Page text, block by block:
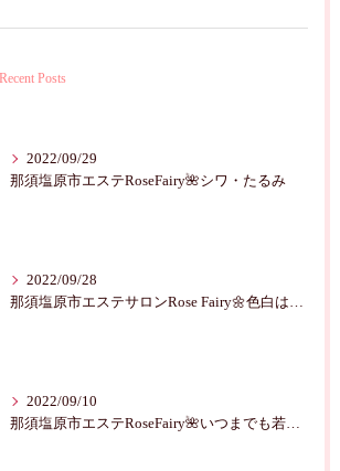
Recent Posts
2022/09/29
那須塩原市エステRoseFairy🌺シワ・たるみ
2022/09/28
那須塩原市エステサロンRose Fairy🌼色白は七難隠す
2022/09/10
那須塩原市エステRoseFairy🌺いつまでも若々しく綺麗に💝